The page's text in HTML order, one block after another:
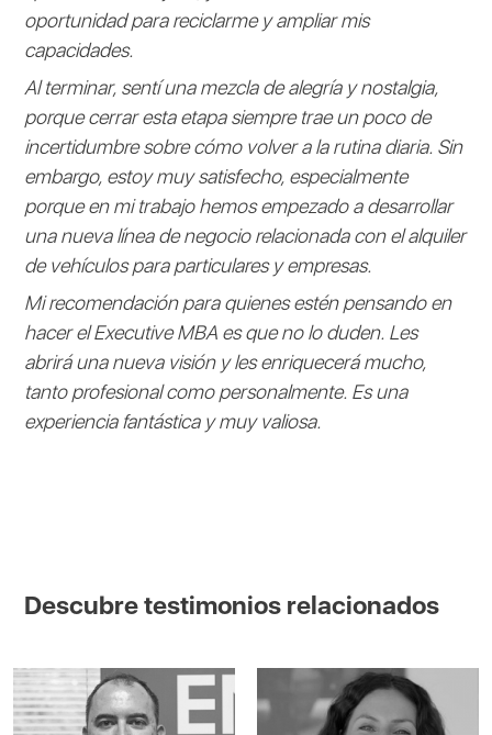
oportunidad para reciclarme y ampliar mis
capacidades.
Al terminar, sentí una mezcla de alegría y nostalgia,
porque cerrar esta etapa siempre trae un poco de
incertidumbre sobre cómo volver a la rutina diaria. Sin
embargo, estoy muy satisfecho, especialmente
porque en mi trabajo hemos empezado a desarrollar
una nueva línea de negocio relacionada con el alquiler
de vehículos para particulares y empresas.
Mi recomendación para quienes estén pensando en
hacer el Executive MBA es que no lo duden. Les
abrirá una nueva visión y les enriquecerá mucho,
tanto profesional como personalmente. Es una
experiencia fantástica y muy valiosa.
Descubre testimonios relacionados